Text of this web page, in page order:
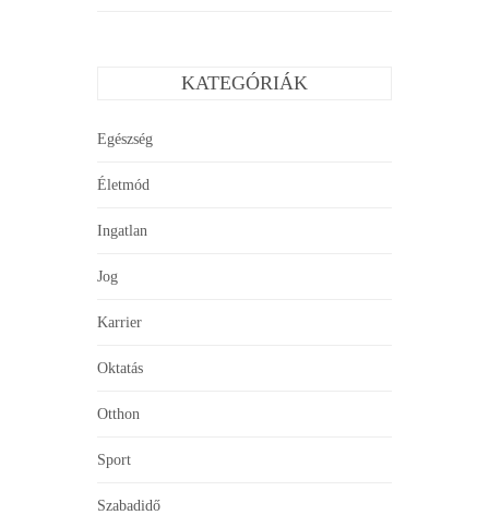
KATEGÓRIÁK
Egészség
Életmód
Ingatlan
Jog
Karrier
Oktatás
Otthon
Sport
Szabadidő